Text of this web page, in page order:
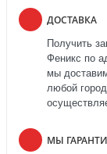
ДОСТАВКА
Получить
Феникс по
мы
любой
МЫ